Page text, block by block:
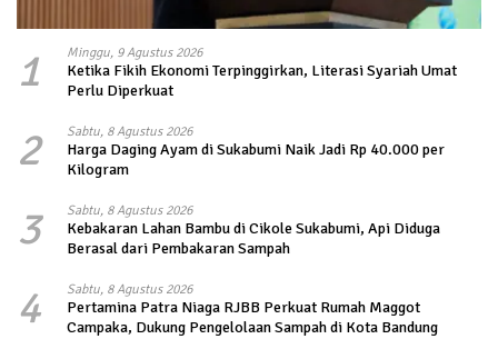
1 Minggu, 9 Agustus 2026
Ketika Fikih Ekonomi Terpinggirkan, Literasi Syariah Umat
Perlu Diperkuat
2 Sabtu, 8 Agustus 2026
Harga Daging Ayam di Sukabumi Naik Jadi Rp 40.000 per
Kilogram
3 Sabtu, 8 Agustus 2026
Kebakaran Lahan Bambu di Cikole Sukabumi, Api Diduga
Berasal dari Pembakaran Sampah
4 Sabtu, 8 Agustus 2026
Pertamina Patra Niaga RJBB Perkuat Rumah Maggot
Campaka, Dukung Pengelolaan Sampah di Kota Bandung